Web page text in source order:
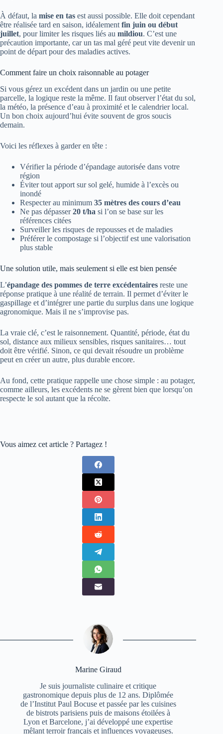
À défaut, la mise en tas est aussi possible. Elle doit cependant
être réalisée tard en saison, idéalement fin juin ou début
juillet, pour limiter les risques liés au mildiou. C’est une
précaution importante, car un tas mal géré peut vite devenir un
point de départ pour des maladies actives.
Comment faire un choix raisonnable au potager
Si vous gérez un excédent dans un jardin ou une petite
parcelle, la logique reste la même. Il faut observer l’état du sol,
la météo, la présence d’eau à proximité et le calendrier local.
Un bon choix aujourd’hui évite souvent de gros soucis
demain.
Voici les réflexes à garder en tête :
Vérifier la période d’épandage autorisée dans votre
région
Éviter tout apport sur sol gelé, humide à l’excès ou
inondé
Respecter au minimum 35 mètres des cours d’eau
Ne pas dépasser20 t/ha si l’on se base sur les
références citées
Surveiller les risques de repousses et de maladies
Préférer le compostage si l’objectif est une valorisation
plus stable
Une solution utile, mais seulement si elle est bien pensée
L’épandage des pommes de terre excédentaires reste une
réponse pratique à une réalité de terrain. Il permet d’éviter le
gaspillage et d’intégrer une partie du surplus dans une logique
agronomique. Mais il ne s’improvise pas.
La vraie clé, c’est le raisonnement. Quantité, période, état du
sol, distance aux milieux sensibles, risques sanitaires… tout
doit être vérifié. Sinon, ce qui devait résoudre un problème
peut en créer un autre, plus durable encore.
Au fond, cette pratique rappelle une chose simple : au potager,
comme ailleurs, les excédents ne se gèrent bien que lorsqu’on
respecte le sol autant que la récolte.
Vous aimez cet article ? Partagez !
Marine Giraud
Je suis journaliste culinaire et critique
gastronomique depuis plus de 12 ans. Diplômée
de l’Institut Paul Bocuse et passée par les cuisines
de bistrots parisiens puis de maisons étoilées à
Lyon et Barcelone, j’ai développé une expertise
mêlant terroir français et influences voyageuses.